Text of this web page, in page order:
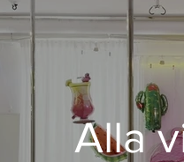
Alla